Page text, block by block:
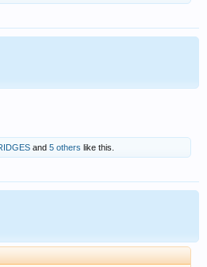
and 5 others like this.